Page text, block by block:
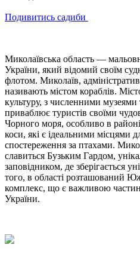
Подивитись садиби
Миколаївська область —
України, який відомий своїм
флотом. Миколаїв,
називають містом кораблів.
культуру, з численними музеями
приваблює туристів своїми
Чорного моря, особливо в
коси, які є ідеальними місцями
спостереження за птахами.
славиться Бузьким Гардом,
заповідником, де зберігається
того, в області розташований
комплекс, що є важливою
України.